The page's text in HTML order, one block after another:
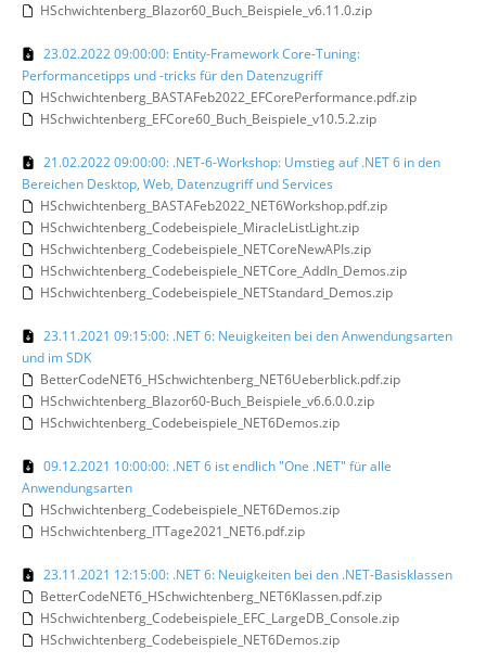
HSchwichtenberg_Blazor60_Buch_Beispiele_v6.11.0.zip
23.02.2022 09:00:00: Entity-Framework Core-Tuning:
Performancetipps und -tricks für den Datenzugriff
HSchwichtenberg_BASTAFeb2022_EFCorePerformance.pdf.zip
HSchwichtenberg_EFCore60_Buch_Beispiele_v10.5.2.zip
21.02.2022 09:00:00: .NET-6-Workshop: Umstieg auf .NET 6 in den
Bereichen Desktop, Web, Datenzugriff und Services
HSchwichtenberg_BASTAFeb2022_NET6Workshop.pdf.zip
HSchwichtenberg_Codebeispiele_MiracleListLight.zip
HSchwichtenberg_Codebeispiele_NETCoreNewAPIs.zip
HSchwichtenberg_Codebeispiele_NETCore_AddIn_Demos.zip
HSchwichtenberg_Codebeispiele_NETStandard_Demos.zip
23.11.2021 09:15:00: .NET 6: Neuigkeiten bei den Anwendungsarten
und im SDK
BetterCodeNET6_HSchwichtenberg_NET6Ueberblick.pdf.zip
HSchwichtenberg_Blazor60-Buch_Beispiele_v6.6.0.0.zip
HSchwichtenberg_Codebeispiele_NET6Demos.zip
09.12.2021 10:00:00: .NET 6 ist endlich "One .NET" für alle
Anwendungsarten
HSchwichtenberg_Codebeispiele_NET6Demos.zip
HSchwichtenberg_ITTage2021_NET6.pdf.zip
23.11.2021 12:15:00: .NET 6: Neuigkeiten bei den .NET-Basisklassen
BetterCodeNET6_HSchwichtenberg_NET6Klassen.pdf.zip
HSchwichtenberg_Codebeispiele_EFC_LargeDB_Console.zip
HSchwichtenberg_Codebeispiele_NET6Demos.zip